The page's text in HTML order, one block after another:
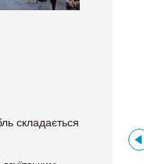
складається